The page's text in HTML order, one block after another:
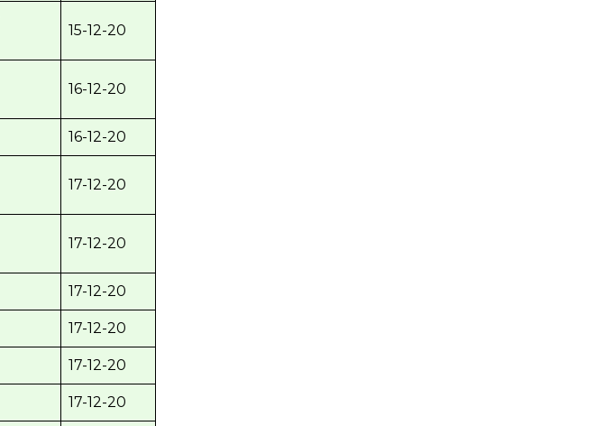
15-12-20
16-12-20
16-12-20
17-12-20
17-12-20
17-12-20
17-12-20
17-12-20
17-12-20